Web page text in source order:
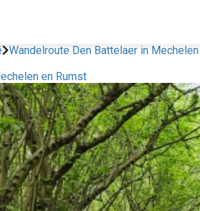
Wandelroute Den Battelaer in Mechelen
en Rumst